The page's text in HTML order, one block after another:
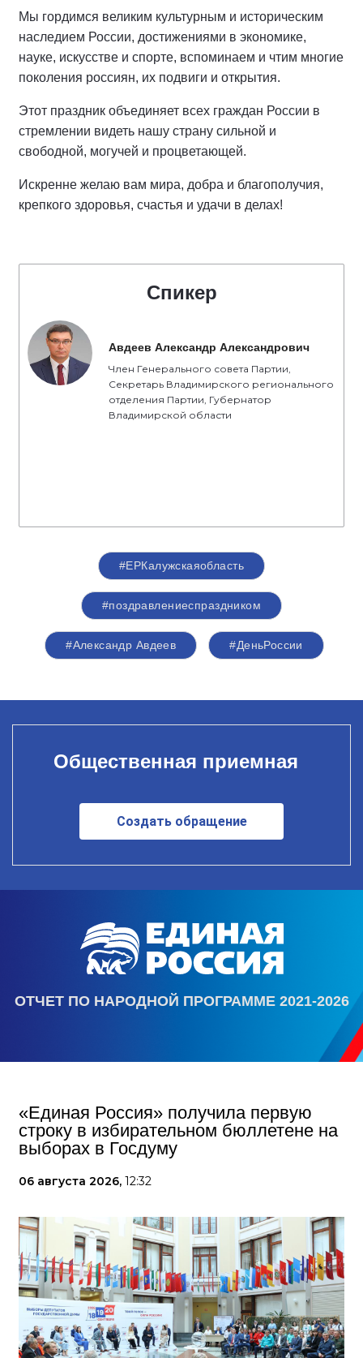
Мы гордимся великим культурным и историческим
наследием России, достижениями в экономике,
науке, искусстве и спорте, вспоминаем и чтим многие
поколения россиян, их подвиги и открытия.
Этот праздник объединяет всех граждан России в
стремлении видеть нашу страну сильной и
свободной, могучей и процветающей.
Искренне желаю вам мира, добра и благополучия,
крепкого здоровья, счастья и удачи в делах!
Спикер
Авдеев Александр Александрович
Член Генерального совета Партии,
Секретарь Владимирского регионального
отделения Партии, Губернатор
Владимирской области
#ЕРКалужскаяобласть
#поздравлениеспраздником
#Александр Авдеев #ДеньРоссии
Общественная приемная
Создать обращение
ОТЧЕТ ПО НАРОДНОЙ ПРОГРАММЕ 2021-2026
«Единая Россия» получила первую
строку в избирательном бюллетене на
выборах в Госдуму
06 августа 2026, 12:32